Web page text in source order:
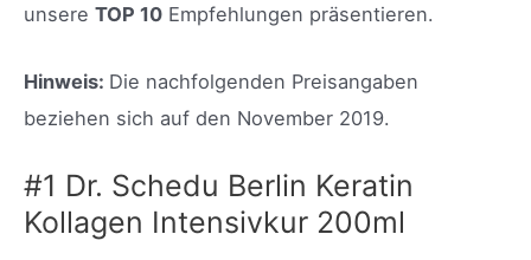
unsere TOP 10 Empfehlungen präsentieren.
Hinweis: Die nachfolgenden Preisangaben
beziehen sich auf den November 2019.
#1 Dr. Schedu Berlin Keratin
Kollagen Intensivkur 200ml